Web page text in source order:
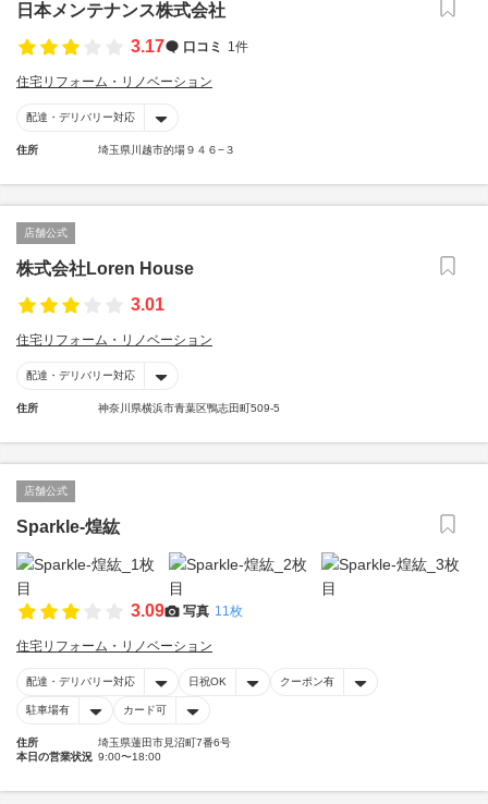
日本メンテナンス株式会社
3.17
口コミ 1件
住宅リフォーム・リノベーション
配達・デリバリー対応
住所 埼玉県川越市的場９４６−３
店舗公式
株式会社Loren House
3.01
住宅リフォーム・リノベーション
配達・デリバリー対応
住所 神奈川県横浜市青葉区鴨志田町509-5
店舗公式
Sparkle-煌紘
3.09 写真 11枚
住宅リフォーム・リノベーション
配達・デリバリー対応 日祝OK クーポン有
駐車場有 カード可
住所
埼玉県蓮田市見沼町7番6号
本日の営業状況 9:00〜18:00